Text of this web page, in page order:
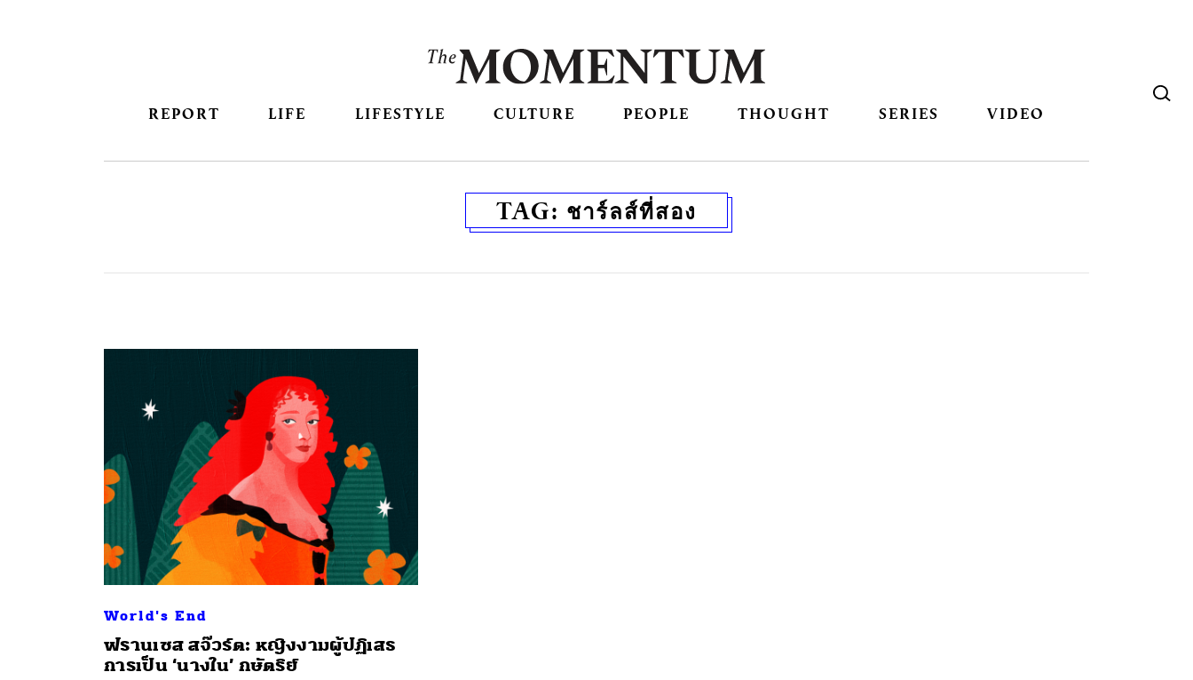
REPORT LIFE LIFESTYLE CULTURE PEOPLE THOUGHT SERIES VIDEO
TAG: ชาร์ลส์ที่สอง
World's End
ฟรานเซส สจ๊วร์ต: หญิงงามผู้ปฏิเสธ
การเป็น ‘นางใน’ กษัตริย์